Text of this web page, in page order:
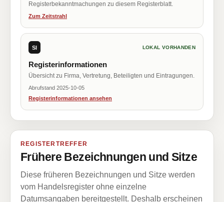
Registerbekanntmachungen zu diesem Registerblatt.
Zum Zeitstrahl
SI LOKAL VORHANDEN
Registerinformationen
Übersicht zu Firma, Vertretung, Beteiligten und Eintragungen.
Abrufstand 2025-10-05
Registerinformationen ansehen
REGISTERTREFFER
Frühere Bezeichnungen und Sitze
Diese früheren Bezeichnungen und Sitze werden
vom Handelsregister ohne einzelne
Datumsangaben bereitgestellt. Deshalb erscheinen